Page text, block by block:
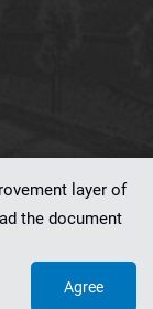
layer of
the document
Agree